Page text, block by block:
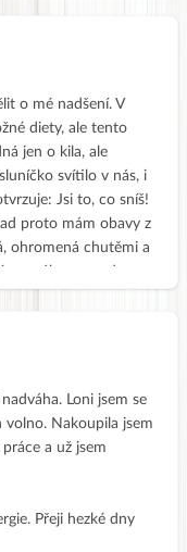
zásadní problémy
vždy je co zlepšovat.
zakódované a
poskytnout
si samo vybere, co
později projeví
se mu nedostává
k tomuto
o mé nadšení. V
diety, ale tento
jen o kila, ale
svítilo v nás, i
Jsi to, co sníš!
proto mám obavy z
ohromená chutěmi a
Loni jsem se
volno. Nakoupila jsem
a už jsem
Přeji hezké dny